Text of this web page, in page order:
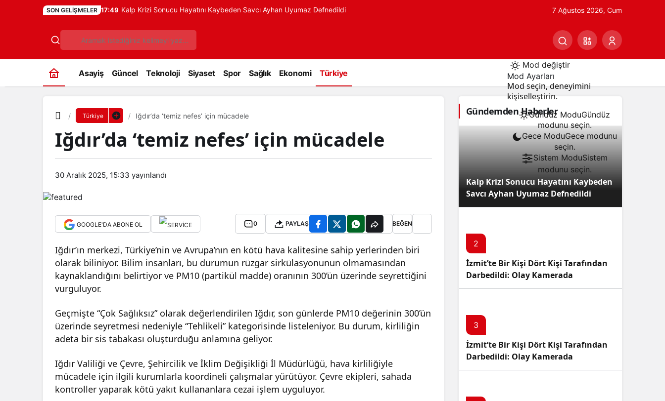
SON GELIŞMELER 17:49 Kalp Krizi Sonucu Hayatını Kaybeden Savcı Ayhan Uyumaz Defnedildi 7 Ağustos 2026, Cum
Asayiş Güncel Teknoloji Siyaset Spor Sağlık Ekonomi Türkiye
Mod değiştir
Mod Ayarları
Mod seçin, deneyimini
kişiselleştirin.
Gündüz ModuGündüz
modunu seçin.
Gece ModuGece modunu
seçin.
Sistem ModuSistem
modunu seçin.
Türkiye Iğdır’da ‘temiz nefes’ için mücadele
Iğdır’da ‘temiz nefes’ için mücadele
30 Aralık 2025, 15:33 yayınlandı
GOOGLE'DA ABONE OL 0 PAYLAŞ BEĞEN
Iğdır’ın merkezi, Türkiye’nin ve Avrupa’nın en kötü hava kalitesine sahip yerlerinden biri
olarak biliniyor. Bilim insanları, bu durumun rüzgar sirkülasyonunun olmamasından
kaynaklandığını belirtiyor ve PM10 (partikül madde) oranının 300’ün üzerinde seyrettiğini
vurguluyor.
Geçmişte “Çok Sağlıksız” olarak değerlendirilen Iğdır, son günlerde PM10 değerinin 300’ün
üzerinde seyretmesi nedeniyle “Tehlikeli” kategorisinde listeleniyor. Bu durum, kirliliğin
adeta bir sis tabakası oluşturduğu anlamına geliyor.
Iğdır Valiliği ve Çevre, Şehircilik ve İklim Değişikliği İl Müdürlüğü, hava kirliliğiyle
mücadele için ilgili kurumlarla koordineli çalışmalar yürütüyor. Çevre ekipleri, sahada
kontroller yaparak kötü yakıt kullananlara cezai işlem uyguluyor.
Gündemden Haberler
Kalp Krizi Sonucu Hayatını Kaybeden
Savcı Ayhan Uyumaz Defnedildi
2
İzmit’te Bir Kişi Dört Kişi Tarafından
Darbedildi: Olay Kamerada
3
İzmit’te Bir Kişi Dört Kişi Tarafından
Darbedildi: Olay Kamerada